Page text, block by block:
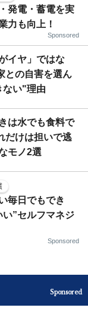
発電・蓄電を実
力も向上！
Sponsored
イヤ」ではな
との自害を選ん
ない"理由
は水でも食料で
だけは担いで逃
モノ2選
毎日でもでき
”セルフマネジ
Sponsored
Sponsored